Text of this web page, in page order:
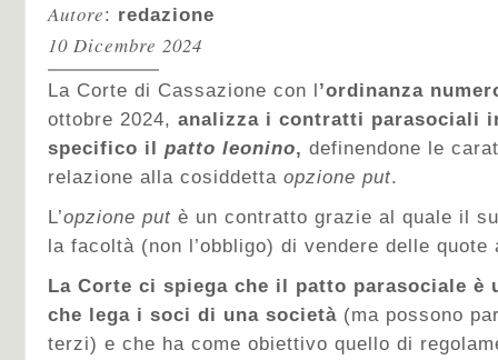
Autore: redazione
10 Dicembre 2024
La Corte di Cassazione con l’ordinanza
ottobre 2024, analizza i contratti parasociali
specifico il patto leonino, definendone le
relazione alla cosiddetta opzione put.
L’opzione put è un contratto grazie al quale il
la facoltà (non l’obbligo) di vendere delle quote
La Corte ci spiega che il patto parasociale è
che lega i soci di una società (ma possono
terzi) e che ha come obiettivo quello di